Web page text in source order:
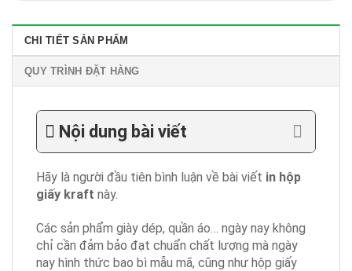
CHI TIẾT SẢN PHẨM
QUY TRÌNH ĐẶT HÀNG
Nội dung bài viết
Hãy là người đầu tiên bình luận về bài viết in hộp
giấy kraft này.
Các sản phẩm giày dép, quần áo… ngày nay không
chỉ cần đảm bảo đạt chuẩn chất lượng mà ngày
nay hình thức bao bì mẫu mã, cũng như hộp giấy